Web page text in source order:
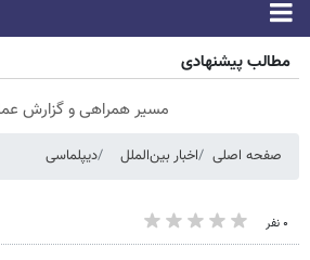
مطالب پیشنهادی
مسیر همراهی و گزارش
صفحه اصلی اخبار بین‌الملل دیپلماسی
۰ نفر